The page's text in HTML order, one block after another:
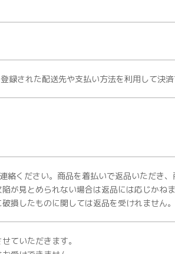
録された配送先や支払い方法を利用して決済
絡ください。商品を着払いで返品いただき
が見とめられない場合は返品には応じかね
損したものに関しては返品を受けれません。
ていただきます。